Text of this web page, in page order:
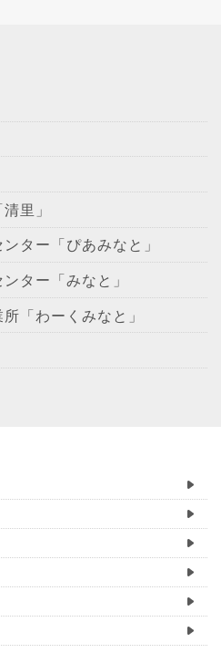
里」
ター「ぴあみなと」
ター「みなと」
「わーくみなと」